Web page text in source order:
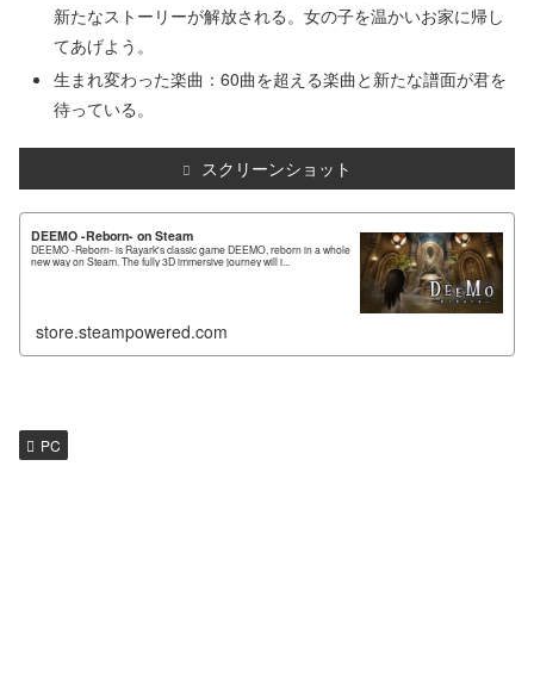
新たなストーリーが解放される。女の子を温かいお家に帰し
てあげよう。
生まれ変わった楽曲：60曲を超える楽曲と新たな譜面が君を
待っている。
スクリーンショット
DEEMO -Reborn- on Steam
DEEMO -Reborn- is Rayark's classic game DEEMO, reborn in a whole
new way on Steam. The fully 3D immersive journey will i...
store.steampowered.com
PC